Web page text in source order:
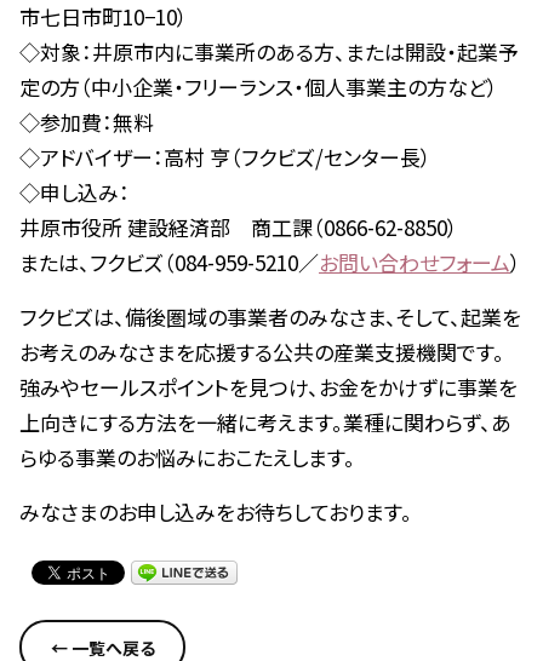
市七日市町10−10）
◇対象：井原市内に事業所のある方、または開設・起業予
定の方（中小企業・フリーランス・個人事業主の方など）
◇参加費：無料
◇アドバイザー：高村 亨（フクビズ/センター長）
◇申し込み：
井原市役所 建設経済部 商工課（0866-62-8850）
または、フクビズ（084-959-5210／お問い合わせフォーム）
フクビズは、備後圏域の事業者のみなさま、そして、起業を
お考えのみなさまを応援する公共の産業支援機関です。
強みやセールスポイントを見つけ、お金をかけずに事業を
上向きにする方法を一緒に考えます。業種に関わらず、あ
らゆる事業のお悩みにおこたえします。
みなさまのお申し込みをお待ちしております。
← 一覧へ戻る